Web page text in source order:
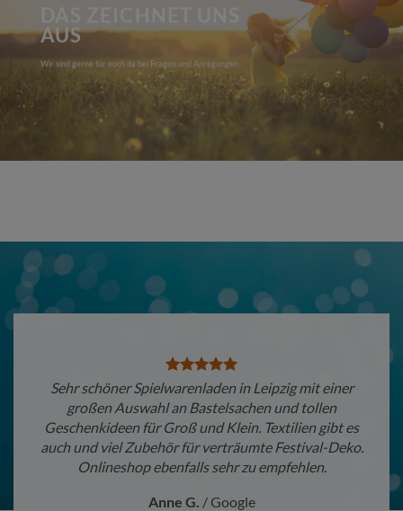
AUS
Wir sind gerne für euch da bei Fragen und Anregungen.
Sehr schöner Spielwarenladen in Leipzig mit einer
großen Auswahl an Bastelsachen und tollen
Geschenkideen für Groß und Klein. Textilien gibt es
auch und viel Zubehör für verträumte Festival-Deko.
Onlineshop ebenfalls sehr zu empfehlen.
Anne G. / Google